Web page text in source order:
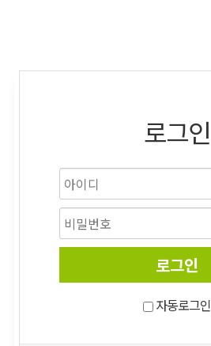
로그인
자동로그인